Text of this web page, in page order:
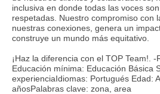
inclusiva en donde todas las voces
respetadas. Nuestro compromiso con
nuestras conexiones, genera un
construye un mundo más equitativo.
¡Haz la diferencia con el TOP Team!. -
Educación mínima: Educación Básica
experienciaIdiomas: Portugués Edad:
añosPalabras clave: zona, area